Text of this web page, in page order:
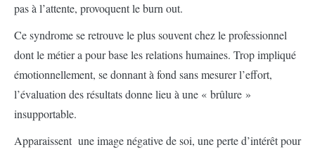
pas à l’attente, provoquent le burn out.
Ce syndrome se retrouve le plus souvent chez le professionnel
dont le métier a pour base les relations humaines. Trop impliqué
émotionnellement, se donnant à fond sans mesurer l’effort,
l’évaluation des résultats donne lieu à une « brûlure »
insupportable.
Apparaissent une image négative de soi, une perte d’intérêt pour